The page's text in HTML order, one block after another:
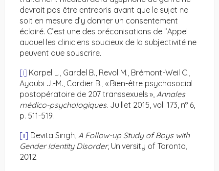
devrait pas être entrepris avant que le sujet ne
soit en mesure d’y donner un consentement
éclairé. C’est une des préconisations de l’Appel
auquel les cliniciens soucieux de la subjectivité ne
peuvent que souscrire.
[i] Karpel L., Gardel B., Revol M., Brémont-Weil C.,
Ayoubi J.-M., Cordier B., « Bien-être psychosocial
postopératoire de 207 transsexuels », Annales
médico-psychologiques. Juillet 2015, vol. 173, n° 6,
p. 511-519.
[ii] Devita Singh, A Follow-up Study of Boys with
Gender Identity Disorder, University of Toronto,
2012.